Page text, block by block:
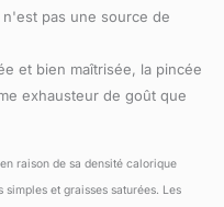
pas une source de
et bien maîtrisée, la pincée
exhausteur de goût que
raison de sa densité calorique
et graisses saturées. Les